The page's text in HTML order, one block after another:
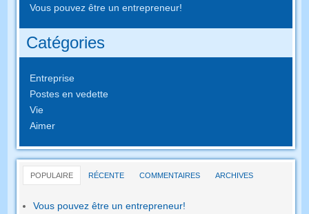
Vous pouvez être un entrepreneur!
Catégories
Entreprise
Postes en vedette
Vie
Aimer
POPULAIRE RÉCENTE COMMENTAIRES ARCHIVES
Vous pouvez être un entrepreneur!